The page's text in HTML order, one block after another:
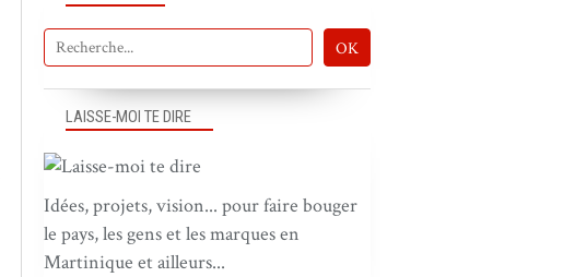
LAISSE-MOI TE DIRE
Idées, projets, vision... pour faire bouger
le pays, les gens et les marques en
Martinique et ailleurs...